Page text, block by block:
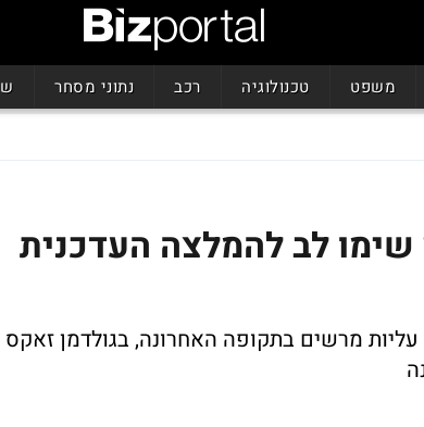
משפט טכנולוגיה רכב נתוני מסחר
שימו לב להמלצה העדכנית
מרשים בתקופה האחרונה, בגולדמן זאקס